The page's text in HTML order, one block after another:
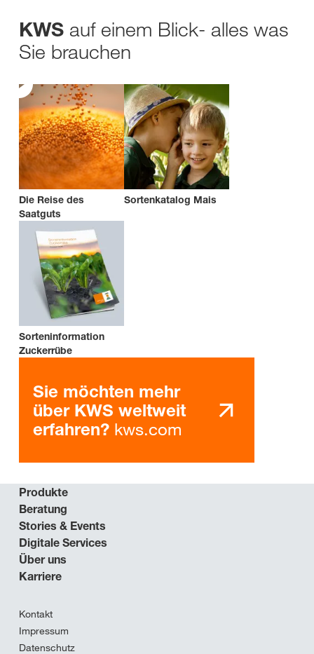
KWS auf einem Blick- alles was
Sie brauchen
Die Reise des
Saatguts
Sortenkatalog Mais
Sorteninformation
Zuckerrübe
Sie möchten mehr
über KWS weltweit
erfahren? kws.com
Produkte
Beratung
Stories & Events
Digitale Services
Über uns
Karriere
Kontakt
Impressum
Datenschutz